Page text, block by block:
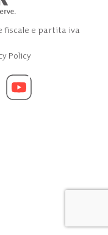
fiscale e partita iva
Policy